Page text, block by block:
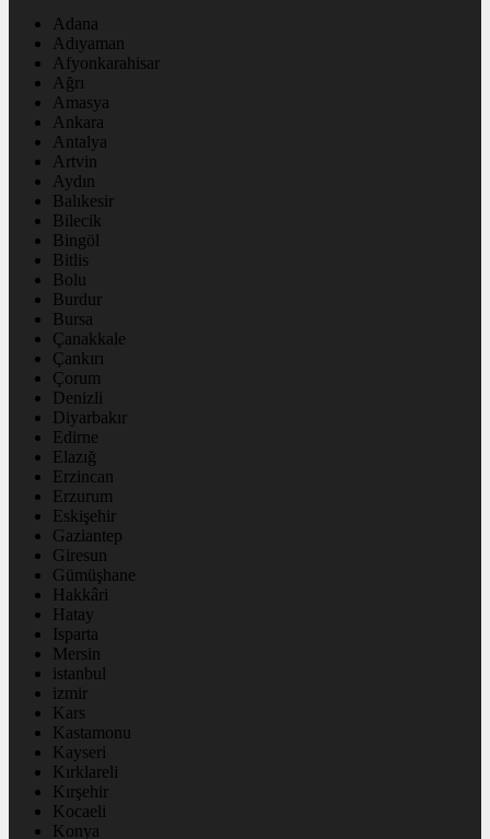
Adana
Adıyaman
Afyonkarahisar
Ağrı
Amasya
Ankara
Antalya
Artvin
Aydın
Balıkesir
Bilecik
Bingöl
Bitlis
Bolu
Burdur
Bursa
Çanakkale
Çankırı
Çorum
Denizli
Diyarbakır
Edirne
Elazığ
Erzincan
Erzurum
Eskişehir
Gaziantep
Giresun
Gümüşhane
Hakkâri
Hatay
Isparta
Mersin
istanbul
izmir
Kars
Kastamonu
Kayseri
Kırklareli
Kırşehir
Kocaeli
Konya